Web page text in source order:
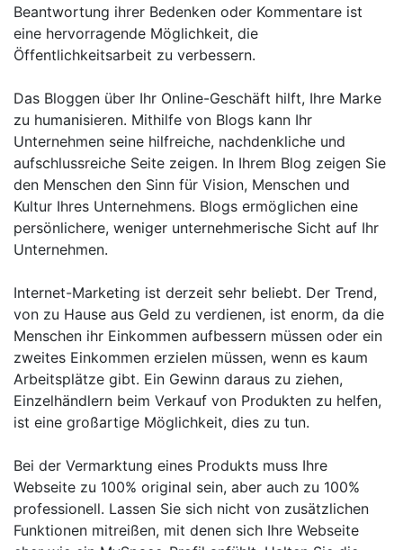
Beantwortung ihrer Bedenken oder Kommentare ist
eine hervorragende Möglichkeit, die
Öffentlichkeitsarbeit zu verbessern.
Das Bloggen über Ihr Online-Geschäft hilft, Ihre Marke
zu humanisieren. Mithilfe von Blogs kann Ihr
Unternehmen seine hilfreiche, nachdenkliche und
aufschlussreiche Seite zeigen. In Ihrem Blog zeigen Sie
den Menschen den Sinn für Vision, Menschen und
Kultur Ihres Unternehmens. Blogs ermöglichen eine
persönlichere, weniger unternehmerische Sicht auf Ihr
Unternehmen.
Internet-Marketing ist derzeit sehr beliebt. Der Trend,
von zu Hause aus Geld zu verdienen, ist enorm, da die
Menschen ihr Einkommen aufbessern müssen oder ein
zweites Einkommen erzielen müssen, wenn es kaum
Arbeitsplätze gibt. Ein Gewinn daraus zu ziehen,
Einzelhändlern beim Verkauf von Produkten zu helfen,
ist eine großartige Möglichkeit, dies zu tun.
Bei der Vermarktung eines Produkts muss Ihre
Webseite zu 100% original sein, aber auch zu 100%
professionell. Lassen Sie sich nicht von zusätzlichen
Funktionen mitreißen, mit denen sich Ihre Webseite